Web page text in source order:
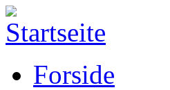
Forside